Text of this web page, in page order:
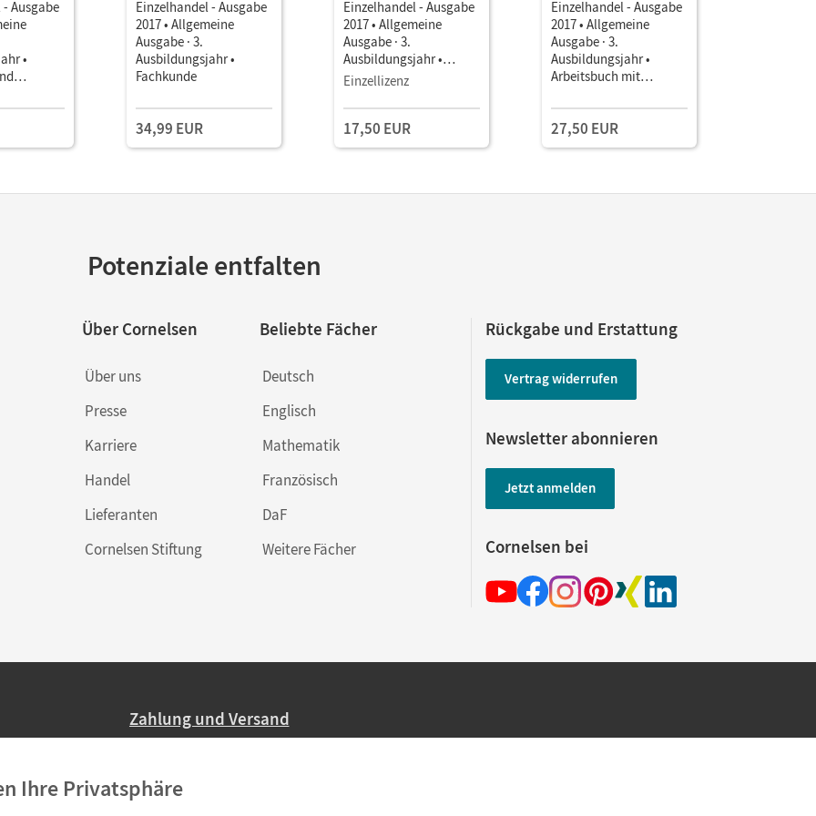
Ausgabe
•
Einzelhandel - Ausgabe
2017 • Allgemeine
Ausgabe · 3.
Ausbildungsjahr •
Fachkunde
34,99 EUR
Einzelhandel - Ausgabe
2017 • Allgemeine
Ausgabe · 3.
Ausbildungsjahr •
Fachkunde als E-Book
Einzellizenz
17,50 EUR
Einzelhandel - Ausgabe
2017 • Allgemeine
Ausgabe · 3.
Ausbildungsjahr •
Arbeitsbuch mit
27,50 EUR
Potenziale entfalten
Über Cornelsen
Über uns
Presse
Karriere
Handel
Lieferanten
Cornelsen Stiftung
Beliebte Fächer
Deutsch
Englisch
Mathematik
Französisch
DaF
Weitere Fächer
Rückgabe und Erstattung
Vertrag widerrufen
Newsletter abonnieren
Jetzt anmelden
Cornelsen bei
Zahlung und Versand
Ab 59,– EUR Bestellwert liefern wir versandkostenfrei innerhalb Deutschlands
Ihre Privatsphäre